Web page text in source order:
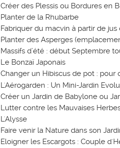
Créer des Plessis ou Bordures en
Planter de la Rhubarbe
Fabriquer du macvin à partir de jus
Planter des Asperges
Massifs d’été : début Septembre
Le Bonzaï Japonais
Changer un Hibiscus de pot : pour
L'Aérogarden : Un Mini-Jardin
Créer un Jardin de Babylone ou
Lutter contre les Mauvaises
L'Alysse
Faire venir la Nature dans son
Eloigner les Escargots : Couple